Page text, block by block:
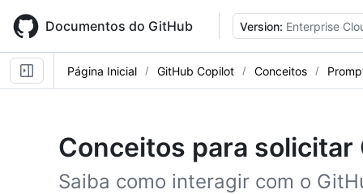
main
content
Documentos do GitHub Version: Enterprise
Página Inicial GitHub Copilot Conceitos
Conceitos para solicitar
Saiba como interagir com o